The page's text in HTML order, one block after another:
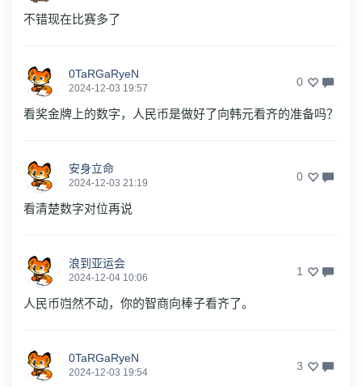
不错现在比赛多了
0TaRGaRyeN
2024-12-03 19:57 0
看奖金牌上的数字，人民币是做好了向韩元看齐的准备吗？
安身立命
2024-12-03 21:19 0
看清楚数字对位再说
浪到亚运会
2024-12-04 10:06 1
人民币岿然不动，你的智商向棒子看齐了。
0TaRGaRyeN
2024-12-03 19:54 3